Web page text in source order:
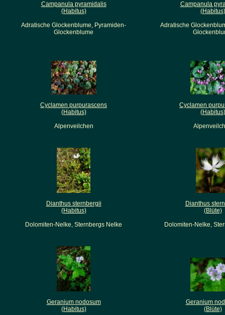
Campanula pyramidalis
(Habitus)
Adratische Glockenblume, Pyramiden-
Glockenblume
Campanula
(Habitus)
Adratische
Cyclamen purpurascens
(Habitus)
Alpenveilchen
Cyclamen
(Habitus)
Dianthus sternbergii
(Habitus)
Dolomiten-Nelke, Sternbergs Nelke
Dianthus
(Blüte)
Dolomiten-Nelke,
Geranium nodosum
(Habitus)
Geranium
(Blüte)